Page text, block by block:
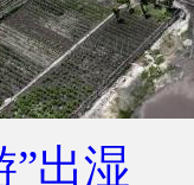
”出湿